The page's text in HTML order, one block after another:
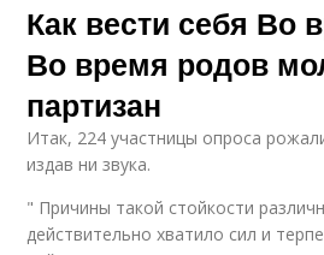
Как вести себя Во
Во время родов
партизан
Итак, 224 участницы опроса
издав ни звука.
" Причины такой стойкости
действительно хватило сил и